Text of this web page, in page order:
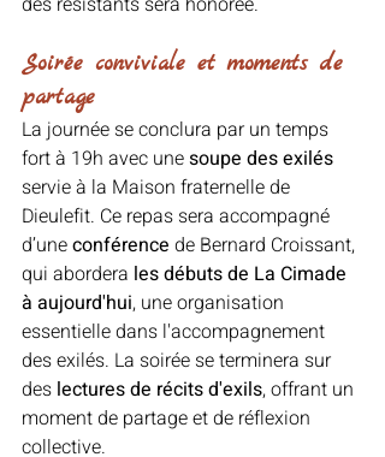
Soirée conviviale et moments de
partage
La journée se conclura par un temps
fort à 19h avec une soupe des exilés
servie à la Maison fraternelle de
Dieulefit. Ce repas sera accompagné
d’une conférence de Bernard Croissant,
qui abordera les débuts de La Cimade
à aujourd'hui, une organisation
essentielle dans l'accompagnement
des exilés. La soirée se terminera sur
des lectures de récits d'exils, offrant un
moment de partage et de réflexion
collective.